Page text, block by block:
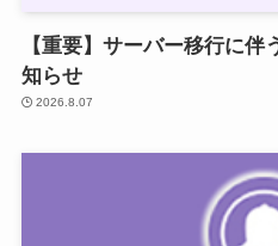
【重要】サーバー移行に
知らせ
2026.8.07